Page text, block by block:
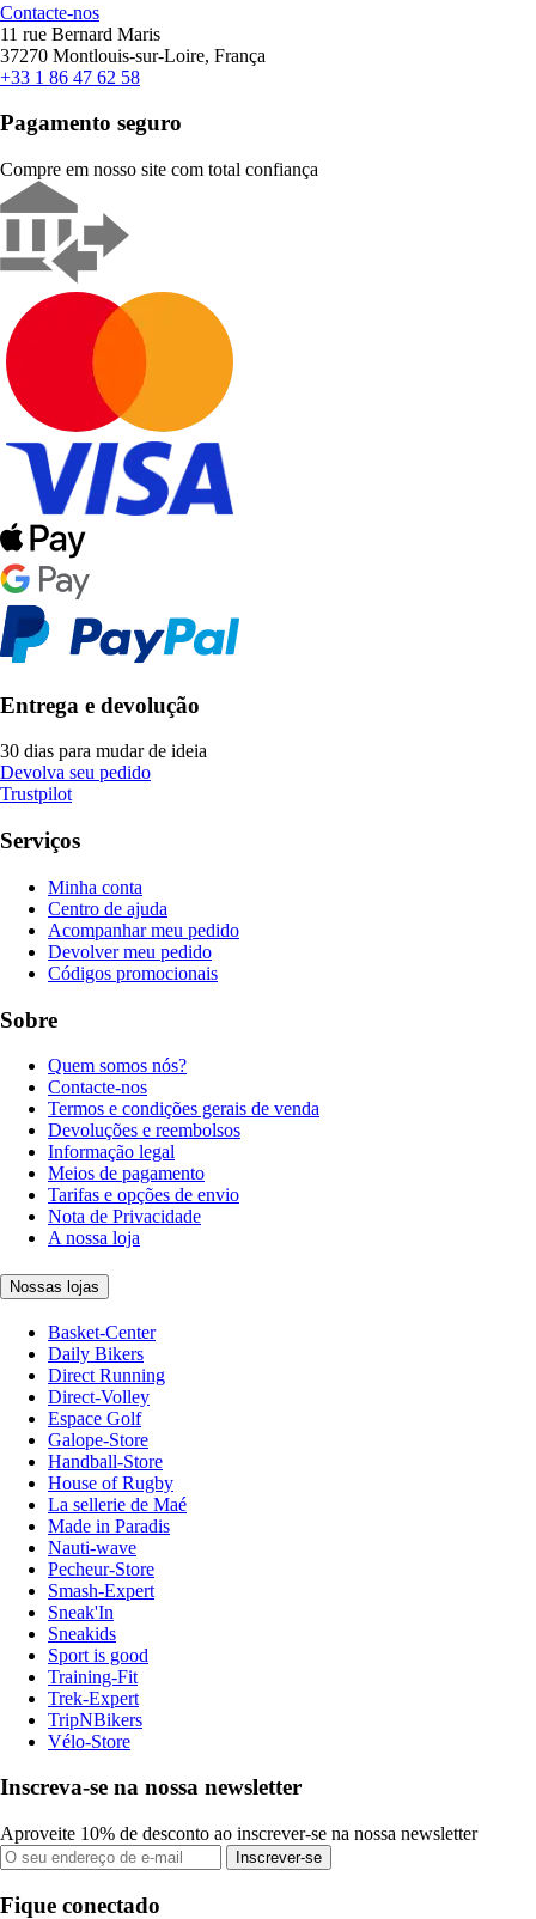
Contacte-nos
11 rue Bernard Maris
37270 Montlouis-sur-Loire, França
+33 1 86 47 62 58
Pagamento seguro
Compre em nosso site com total confiança
Entrega e devolução
30 dias para mudar de ideia
Devolva seu pedido
Trustpilot
Serviços
Minha conta
Centro de ajuda
Acompanhar meu pedido
Devolver meu pedido
Códigos promocionais
Sobre
Quem somos nós?
Contacte-nos
Termos e condições gerais de venda
Devoluções e reembolsos
Informação legal
Meios de pagamento
Tarifas e opções de envio
Nota de Privacidade
A nossa loja
Nossas lojas
Basket-Center
Daily Bikers
Direct Running
Direct-Volley
Espace Golf
Galope-Store
Handball-Store
House of Rugby
La sellerie de Maé
Made in Paradis
Nauti-wave
Pecheur-Store
Smash-Expert
Sneak'In
Sneakids
Sport is good
Training-Fit
Trek-Expert
TripNBikers
Vélo-Store
Inscreva-se na nossa newsletter
Aproveite 10% de desconto ao inscrever-se na nossa newsletter
Inscrever-se
Fique conectado